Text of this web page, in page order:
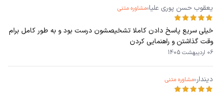
یعقوب حسن پوری علیا مشاوره متنی
خیلی سریع پاسخ دادن کاملا تشخیصشون درست بود و به طور کامل برام
وقت گذاشتن و راهنمایی کردن
06 اردیبهشت 1405
دیندار مشاوره متنی